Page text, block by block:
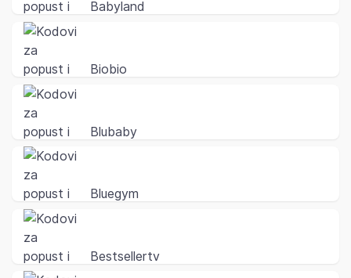
Babyland
Biobio
Blubaby
Bluegym
Bestsellertv